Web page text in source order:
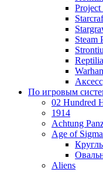
Project
Steam
По игровым
02 Hundred
1914
Achtung
Age of
Aliens